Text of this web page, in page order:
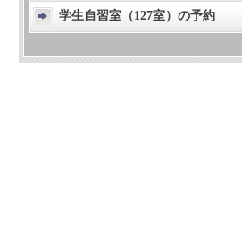
学生自習室（127室）の予約